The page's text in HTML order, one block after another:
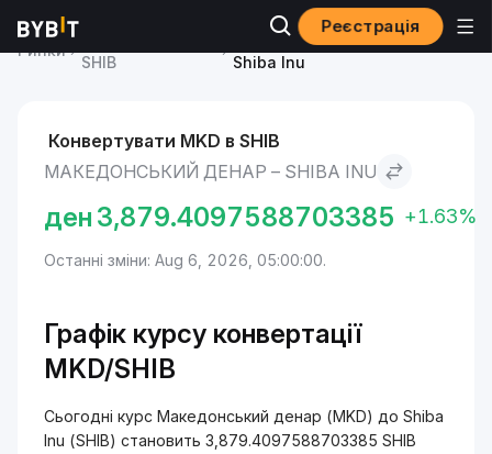
Реєстрація
Ринки
SHIB
Македонський денар to
Shiba Inu
Конвертувати MKD в SHIB
МАКЕДОНСЬКИЙ ДЕНАР – SHIBA INU
ден 3,879.4097588703385 +1.63%
Останні зміни: Aug 6, 2026, 05:00:00.
Графік курсу конвертації
MKD/SHIB
Сьогодні курс Македонський денар (MKD) до Shiba
Inu (SHIB) становить 3,879.4097588703385 SHIB